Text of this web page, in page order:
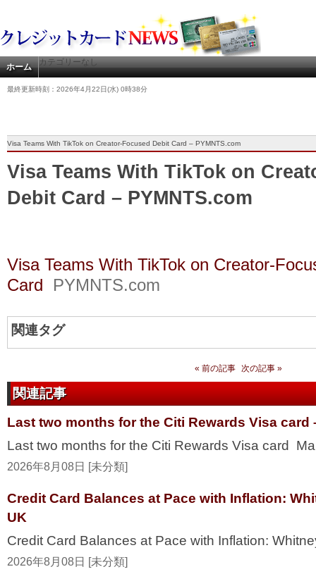
ホーム カテゴリーなし
最終更新時刻：2026年4月22日(水) 0時38分
Visa Teams With TikTok on Creator-Focused Debit Card – PYMNTS.com
Visa Teams With TikTok on
Debit Card – PYMNTS.com
Visa Teams With TikTok on Creator-
Card
PYMNTS.com
関連タグ
« 前の記事 次の記事 »
関連記事
Last two months for the Citi Rewards Visa card
Last two months for the Citi Rewards Visa card
2026年8月08日 [未分類]
Credit Card Balances at Pace with Inflation:
UK
Credit Card Balances at Pace with Inflation:
2026年8月08日 [未分類]